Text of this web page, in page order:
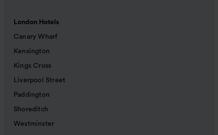
London Hotels
Canary Wharf
Kensington
Kings Cross
Liverpool Street
Paddington
Shoreditch
Westminster